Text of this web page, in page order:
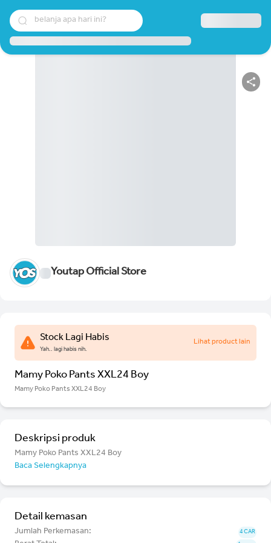
belanja apa hari ini?
Youtap Official Store
Stock Lagi Habis
Yah.. lagi habis nih.
Lihat product lain
Mamy Poko Pants XXL24 Boy
Mamy Poko Pants XXL24 Boy
Deskripsi produk
Mamy Poko Pants XXL24 Boy
Baca Selengkapnya
Detail kemasan
Jumlah Perkemasan: 4 CAR